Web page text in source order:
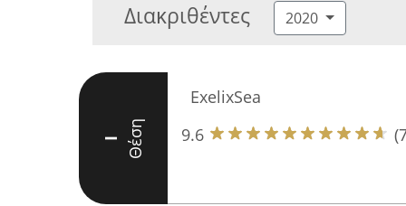
Διακριθέντες 2020
I Θέση
ExelixSea
9.6